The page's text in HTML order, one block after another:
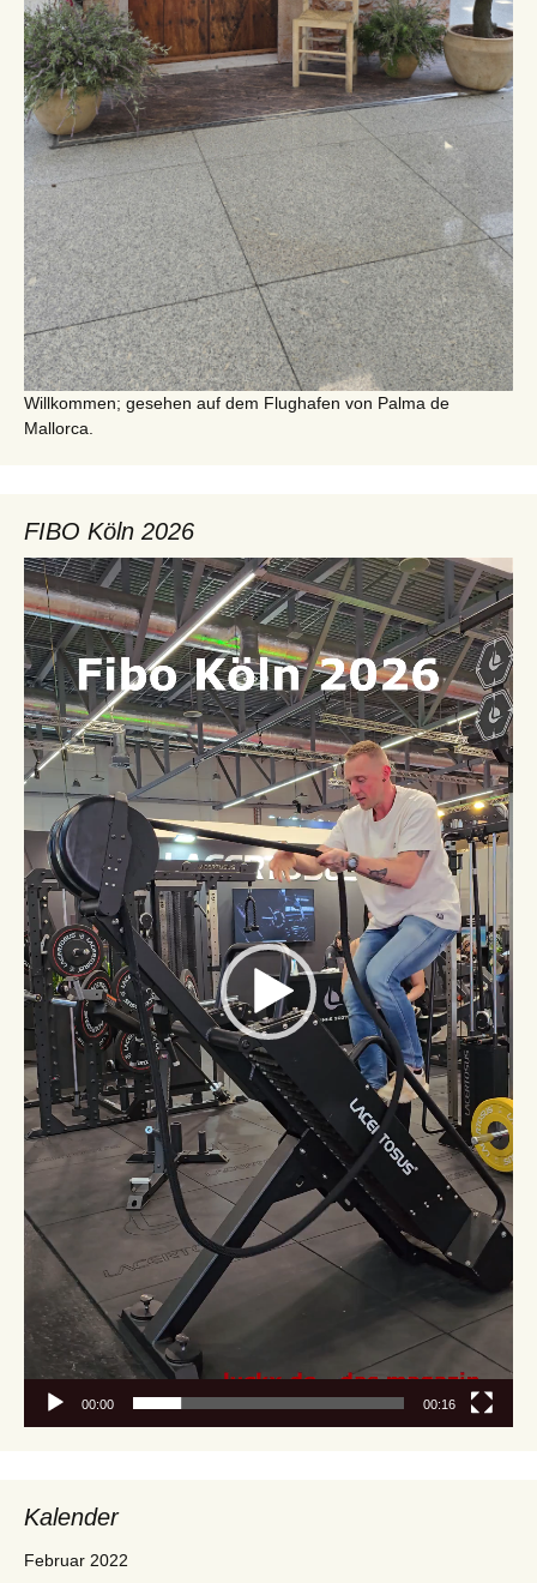
Willkommen; gesehen auf dem Flughafen von Palma de
Mallorca.
FIBO Köln 2026
Video-
Player
00:00 00:16
Kalender
Februar 2022